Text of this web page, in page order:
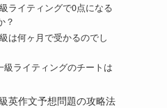
ライティングで0点になる
？
は何ヶ月で受かるのでし
級ライティングのチートは
英作文予想問題の攻略法